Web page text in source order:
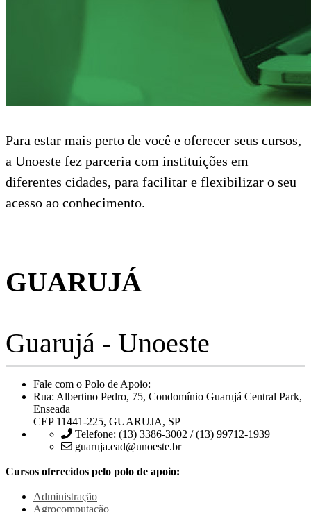
Para estar mais perto de você e oferecer seus cursos,
a Unoeste fez parceria com instituições em
diferentes cidades, para facilitar e flexibilizar o seu
acesso ao conhecimento.
GUARUJÁ
Guarujá - Unoeste
Fale com o Polo de Apoio:
Rua: Albertino Pedro, 75, Condomínio Guarujá Central Park,
Enseada
CEP 11441-225, GUARUJA, SP
Telefone: (13) 3386-3002 / (13) 99712-1939
guaruja.ead@unoeste.br
Cursos oferecidos pelo polo de apoio:
Administração
Agrocomputação